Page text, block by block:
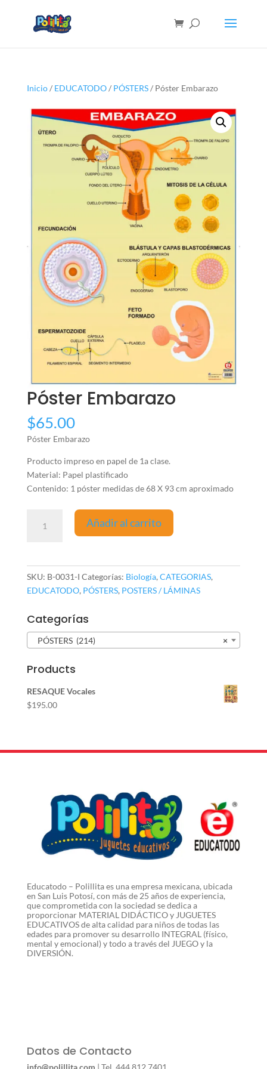
Inicio/ EDUCATODO/ PÓSTERS/ Póster Embarazo
Póster Embarazo
$65.00
Póster Embarazo
Producto impreso en papel de 1a clase.
Material: Papel plastificado
Contenido: 1 póster medidas de 68 X 93 cm aproximado
Embarazo
Añadir al carrito
SKU: B-0031-I Categorías: Biología, CATEGORIAS,
EDUCATODO, PÓSTERS, POSTERS / LÁMINAS
Categorías
×
PÓSTERS (214)
Products
RESAQUE Vocales
$195.00
Educatodo – Polillita es una empresa mexicana, ubicada
en San Luis Potosí, con más de 25 años de experiencia,
que comprometida con la sociedad se dedica a
proporcionar MATERIAL DIDÁCTICO y JUGUETES
EDUCATIVOS de alta calidad para niños de todas las
edades para promover su desarrollo INTEGRAL (físico,
mental y emocional) y todo a través del JUEGO y la
DIVERSIÓN.
Datos de Contacto